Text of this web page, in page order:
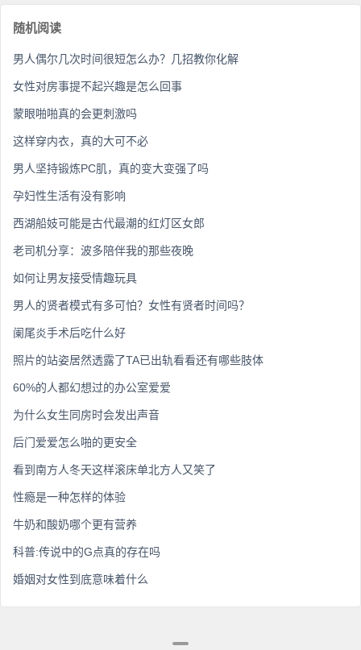
随机阅读
男人偶尔几次时间很短怎么办？几招教你化解
女性对房事提不起兴趣是怎么回事
蒙眼啪啪真的会更刺激吗
这样穿内衣，真的大可不必
男人坚持锻炼PC肌，真的变大变强了吗
孕妇性生活有没有影响
西湖船妓可能是古代最潮的红灯区女郎
老司机分享：波多陪伴我的那些夜晚
如何让男友接受情趣玩具
男人的贤者模式有多可怕？女性有贤者时间吗？
阑尾炎手术后吃什么好
照片的站姿居然透露了TA已出轨看看还有哪些肢体
60%的人都幻想过的办公室爱爱
为什么女生同房时会发出声音
后门爱爱怎么啪的更安全
看到南方人冬天这样滚床单北方人又笑了
性瘾是一种怎样的体验
牛奶和酸奶哪个更有营养
科普:传说中的G点真的存在吗
婚姻对女性到底意味着什么